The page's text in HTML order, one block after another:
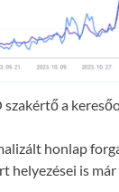
a
honlap
is már